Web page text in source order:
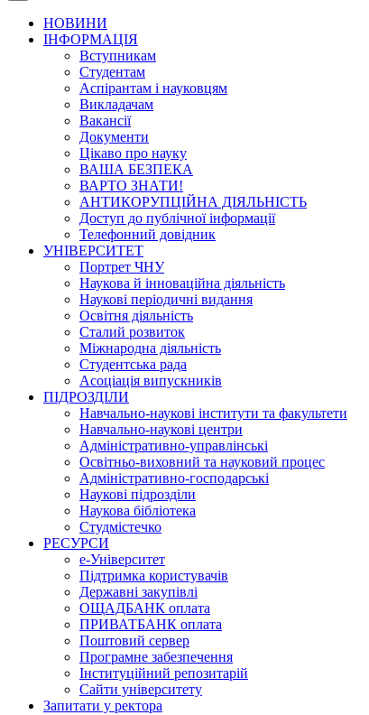
НОВИНИ
ІНФОРМАЦІЯ
Вступникам
Студентам
Аспірантам і науковцям
Викладачам
Вакансії
Документи
Цікаво про науку
ВАША БЕЗПЕКА
ВАРТО ЗНАТИ!
АНТИКОРУПЦІЙНА ДІЯЛЬНІСТЬ
Доступ до публічної інформації
Телефонний довідник
УНІВЕРСИТЕТ
Портрет ЧНУ
Наукова й інноваційна діяльність
Наукові періодичні видання
Освітня діяльність
Сталий розвиток
Міжнародна діяльність
Студентська рада
Асоціація випускників
ПІДРОЗДІЛИ
Навчально-наукові інститути та факультети
Навчально-наукові центри
Адміністративно-управлінські
Освітньо-виховний та науковий процес
Адміністративно-господарські
Наукові підрозділи
Наукова бібліотека
Студмістечко
РЕСУРСИ
е-Університет
Підтримка користувачів
Державні закупівлі
ОЩАДБАНК оплата
ПРИВАТБАНК оплата
Поштовий сервер
Програмне забезпечення
Інституційний репозитарій
Сайти університету
Запитати у ректора